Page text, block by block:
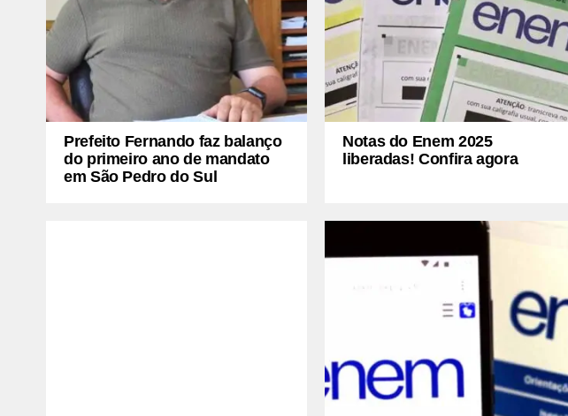
Prefeito Fernando faz balanço
do primeiro ano de mandato
em São Pedro do Sul
Notas do Enem 2025
liberadas! Confira agora